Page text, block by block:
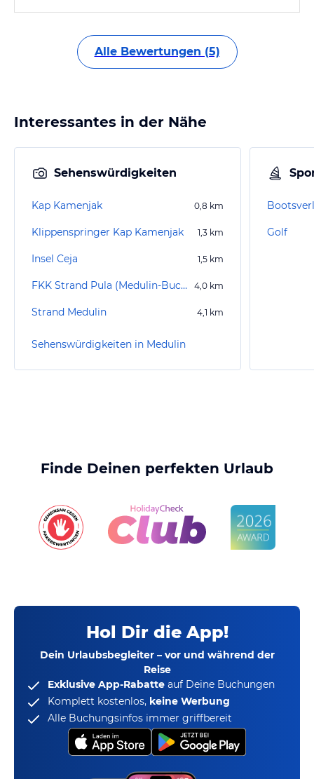
Alle Bewertungen (5)
Interessantes in der Nähe
Sehenswürdigkeiten
Kap Kamenjak 0,8 km
Klippenspringer Kap Kamenjak 1,3 km
Insel Ceja 1,5 km
FKK Strand Pula (Medulin-Bucht) 4,0 km
Strand Medulin 4,1 km
Sehenswürdigkeiten in Medulin
Golf
Finde Deinen perfekten Urlaub
Hol Dir die App!
Dein Urlaubsbegleiter – vor und während der
Reise
Exklusive App-Rabatte auf Deine Buchungen
Komplett kostenlos, keine Werbung
Alle Buchungsinfos immer griffbereit